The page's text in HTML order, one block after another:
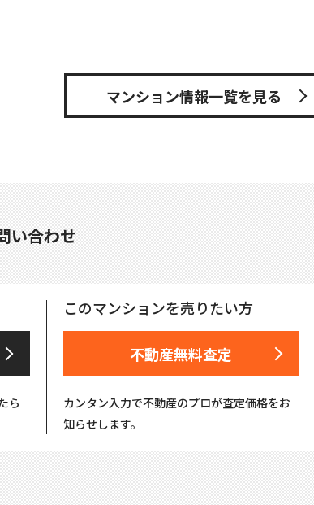
マンション情報一覧を見る
い合わせ
ら
このマンションを売りたい方
不動産無料査定
カンタン入力で不動産のプロが査定価格をお
知らせします。